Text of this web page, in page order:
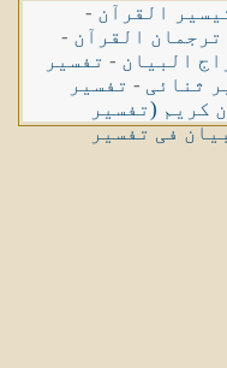
القرآن -
ترجمان القرآن -
البیان - تفسیر
ثنائی - تفسیر
کریم (تفسیر
فی تفسیر